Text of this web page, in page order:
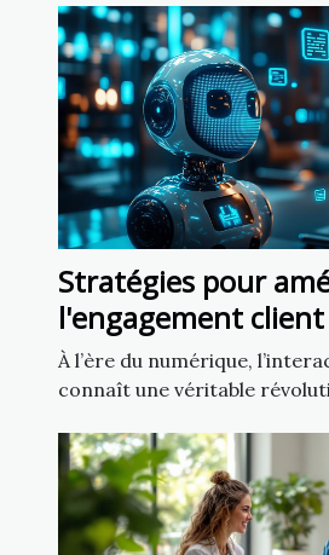
Stratégies pour
l'engagement client
chatbot IA
À l’ère du numérique,
connaît une véritable